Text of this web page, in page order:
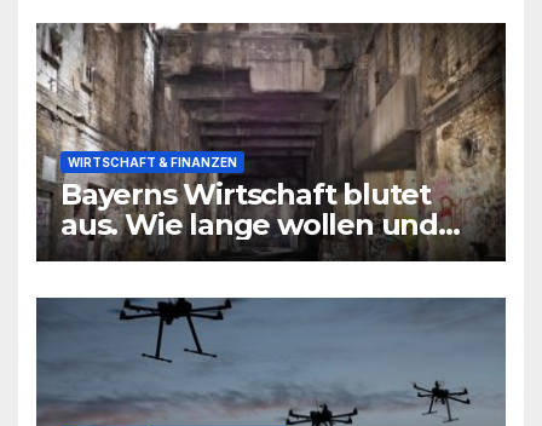
WIRTSCHAFT & FINANZEN
Bayerns Wirtschaft blutet
aus. Wie lange wollen und
können wir uns den
noch leisten?